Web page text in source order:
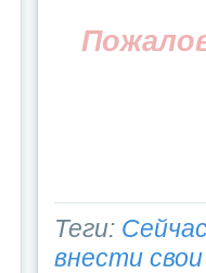
Теги:
внести